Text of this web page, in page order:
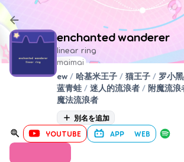
enchanted wanderer
linear ring
maimai
ew / 哈基米王子 / 猫王子 / 罗小
蓝青蛙 / 迷人的流浪者 / 附魔流浪
魔法流浪者
別名を追加
YOUTUBE APP WEB